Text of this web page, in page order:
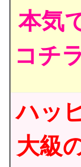
本気
コチ
ハッ
大級